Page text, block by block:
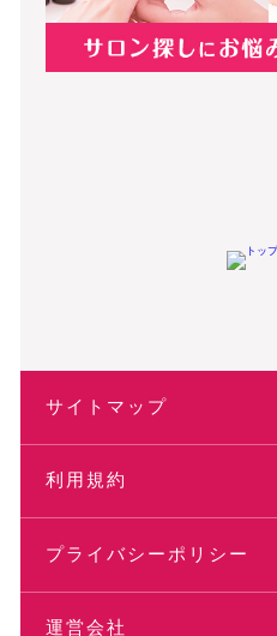
サイトマップ
利用規約
プライバシーポリシー
運営会社